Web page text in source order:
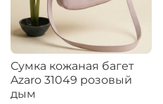
Сумка кожаная багет
Azaro 31049 розовый
дым